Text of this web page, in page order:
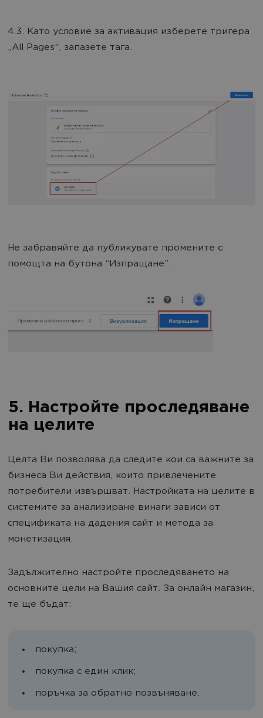
4.3. Като условие за активация изберете тригера
„All Pages“, запазете тага.
Не забравяйте да публикувате промените с
помощта на бутона “Изпращане”.
5. Настройте проследяване
на целите
Целта Ви позволява да следите кои са важните за
бизнеса Ви действия, които привлечените
потребители извършват. Настройката на целите в
системите за анализиране винаги зависи от
спецификата на дадения сайт и метода за
монетизация.
Задължително настройте проследяването на
основните цели на Вашия сайт. За онлайн магазин,
те ще бъдат:
покупка;
покупка с един клик;
поръчка за обратно позвъняване.